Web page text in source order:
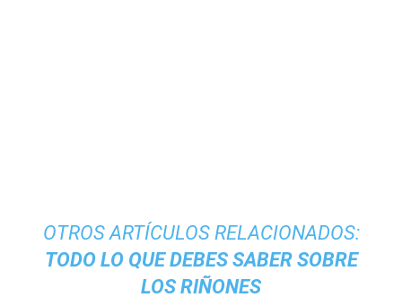
OTROS ARTÍCULOS RELACIONADOS:
TODO LO QUE DEBES SABER SOBRE
LOS RIÑONES